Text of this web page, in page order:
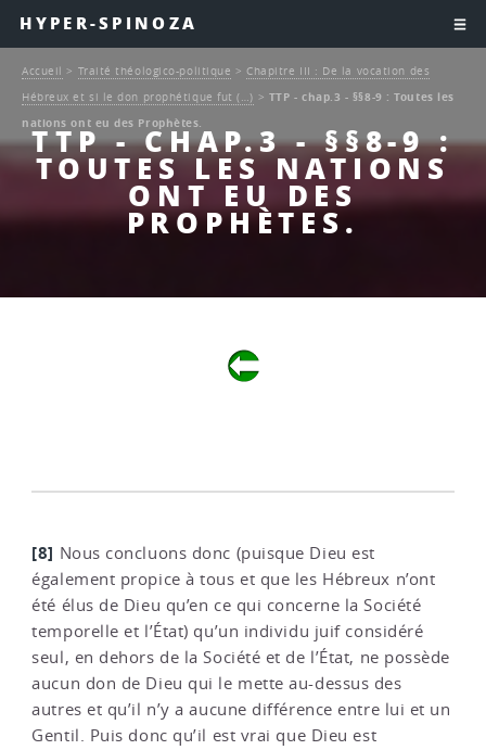
HYPER-SPINOZA
TTP - CHAP.3 - §§8-9 :
TOUTES LES NATIONS
ONT EU DES
PROPHÈTES.
Accueil > Traité théologico-politique > Chapitre III : De la vocation des
Hébreux et si le don prophétique fut (…) > TTP - chap.3 - §§8-9 : Toutes les
nations ont eu des Prophètes.
[8] Nous concluons donc (puisque Dieu est
également propice à tous et que les Hébreux n’ont
été élus de Dieu qu’en ce qui concerne la Société
temporelle et l’État) qu’un individu juif considéré
seul, en dehors de la Société et de l’État, ne possède
aucun don de Dieu qui le mette au-dessus des
autres et qu’il n’y a aucune différence entre lui et un
Gentil. Puis donc qu’il est vrai que Dieu est